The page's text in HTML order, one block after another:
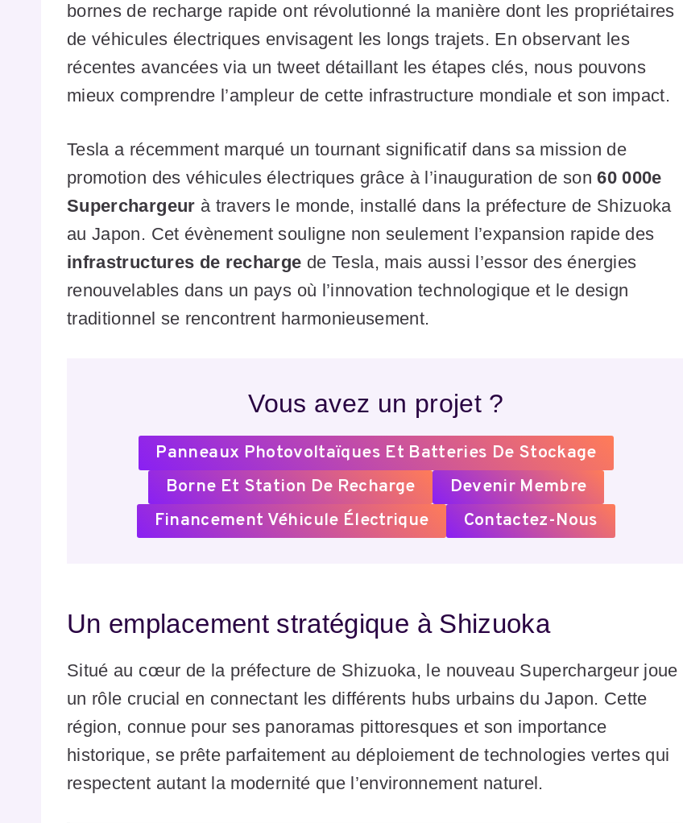
bornes de recharge rapide ont révolutionné la manière dont les propriétaires
de véhicules électriques envisagent les longs trajets. En observant les
récentes avancées via un tweet détaillant les étapes clés, nous pouvons
mieux comprendre l’ampleur de cette infrastructure mondiale et son impact.
Tesla a récemment marqué un tournant significatif dans sa mission de
promotion des véhicules électriques grâce à l’inauguration de son60 000e
Superchargeur à travers le monde, installé dans la préfecture de Shizuoka
au Japon. Cet évènement souligne non seulement l’expansion rapide des
infrastructures de recharge de Tesla, mais aussi l’essor des énergies
renouvelables dans un pays où l’innovation technologique et le design
traditionnel se rencontrent harmonieusement.
Vous avez un projet ?
Panneaux Photovoltaïques Et Batteries De Stockage
Borne Et Station De Recharge
Devenir Membre
Financement Véhicule Électrique
Contactez-Nous
Un emplacement stratégique à Shizuoka
Situé au cœur de la préfecture de Shizuoka, le nouveau Superchargeur joue
un rôle crucial en connectant les différents hubs urbains du Japon. Cette
région, connue pour ses panoramas pittoresques et son importance
historique, se prête parfaitement au déploiement de technologies vertes qui
respectent autant la modernité que l’environnement naturel.